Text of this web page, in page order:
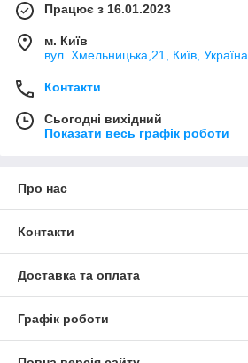
Працює з 16.01.2023
м. Київ
вул. Хмельницька,21, Київ, Україна
Контакти
Сьогодні вихідний
Показати весь графік роботи
Про нас
Контакти
Доставка та оплата
Графік роботи